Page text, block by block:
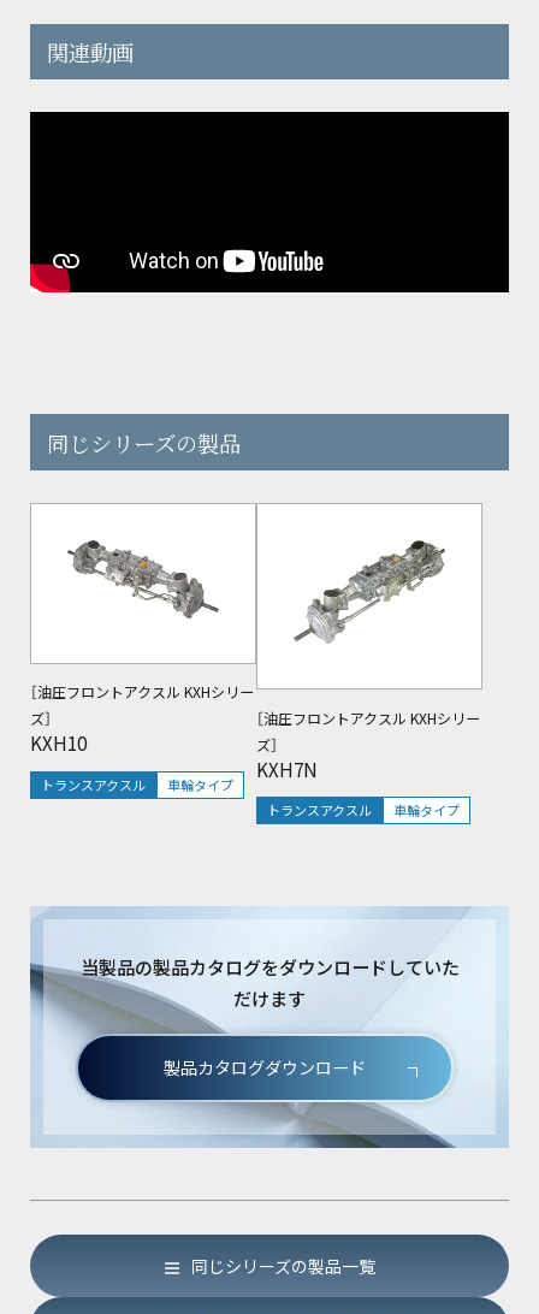
関連動画
同じシリーズの製品
［油圧フロントアクスル KXHシリー
ズ］
KXH10
トランスアクスル 車輪タイプ
［油圧フロントアクスル KXHシリー
ズ］
KXH7N
トランスアクスル 車輪タイプ
当製品の製品カタログをダウンロードしていた
だけます
製品カタログダウンロード
同じシリーズの製品一覧